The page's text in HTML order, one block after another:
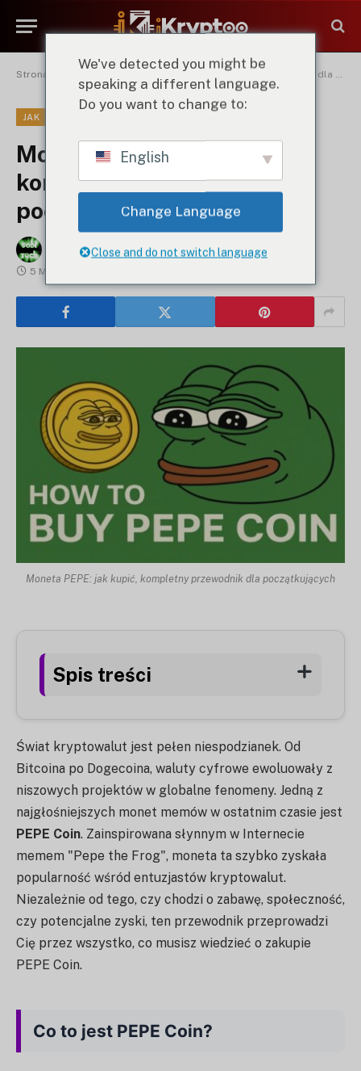
Strona główna Moneta PEPE: jak kupić, kompletny przewodnik dla początkujących
JAK
Moneta PEPE: jak kupić,
kompletny przewodnik dla
początkujących
Sobi Tech 6 maja 2025 r.
Brak komentarzy
5 Mins Read
Moneta PEPE: jak kupić, kompletny przewodnik dla początkujących
Spis treści
Świat kryptowalut jest pełen niespodzianek. Od
Bitcoina po Dogecoina, waluty cyfrowe ewoluowały z
niszowych projektów w globalne fenomeny. Jedną z
najgłośniejszych monet memów w ostatnim czasie jest
PEPE Coin. Zainspirowana słynnym w Internecie
memem "Pepe the Frog", moneta ta szybko zyskała
popularność wśród entuzjastów kryptowalut.
Niezależnie od tego, czy chodzi o zabawę, społeczność,
czy potencjalne zyski, ten przewodnik przeprowadzi
Cię przez wszystko, co musisz wiedzieć o zakupie
PEPE Coin.
Co to jest PEPE Coin?
We've detected you might be
speaking a different language.
Do you want to change to:
English
Change Language
Close and do not switch language